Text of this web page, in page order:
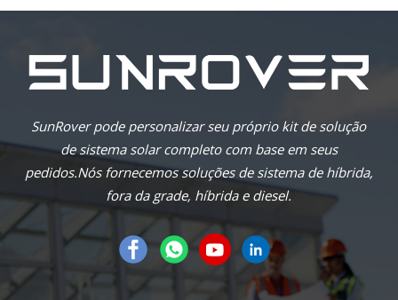
SunRover pode personalizar seu próprio kit de solução
de sistema solar completo com base em seus
pedidos.Nós fornecemos soluções de sistema de híbrida,
fora da grade, híbrida e diesel.